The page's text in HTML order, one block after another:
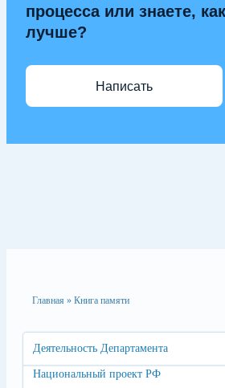
процесса или знаете,
лучше?
Написать
Деятельность Департамента
Национальный проект РФ
Главная » Книга памяти